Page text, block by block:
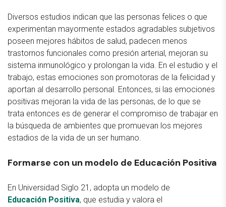
Diversos estudios indican que las personas felices o que
experimentan mayormente estados agradables subjetivos
poseen mejores hábitos de salud, padecen menos
trastornos funcionales como presión arterial, mejoran su
sistema inmunológico y prolongan la vida. En el estudio y el
trabajo, estas emociones son promotoras de la felicidad y
aportan al desarrollo personal. Entonces, si las emociones
positivas mejoran la vida de las personas, de lo que se
trata entonces es de generar el compromiso de trabajar en
la búsqueda de ambientes que promuevan los mejores
estadios de la vida de un ser humano.
Formarse con un modelo de Educación Positiva
En Universidad Siglo 21, adopta un modelo de
Educación Positiva, que estudia y valora el